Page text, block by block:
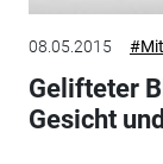
08.05.2015
Gelifteter
Gesicht